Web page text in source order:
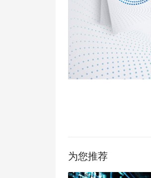
为您推荐